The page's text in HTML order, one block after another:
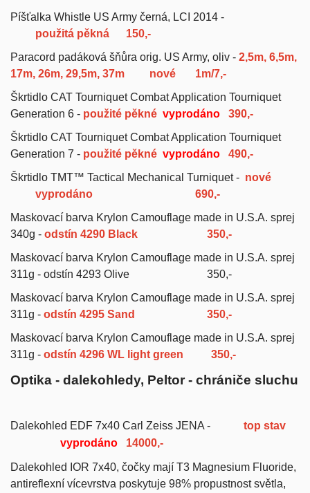
Píšťalka Whistle US Army černá, LCI 2014 -
použitá pěkná
150,-
Paracord padáková šňůra orig. US Army, oliv - 2,5m, 6,5m,
17m, 26m, 29,5m, 37m
nové 1m/7,-
Škrtidlo CAT TourniquetCombat Application Tourniquet
Generation 6 - použité pěkné vyprodáno
390,-
Škrtidlo CAT TourniquetCombat Application Tourniquet
Generation 7 - použité pěkné vyprodáno
490,-
Škrtidlo TMT™ Tactical Mechanical Turniquet - nové
vyprodáno
690,-
Maskovací barva Krylon Camouflage made in U.S.A. sprej
340g - odstín 4290 Black
350,-
Maskovací barva Krylon Camouflage made in U.S.A. sprej
311g - odstín 4293 Olive 350,-
Maskovací barva Krylon Camouflage made in U.S.A. sprej
311g - odstín 4295 Sand
350,-
Maskovací barva Krylon Camouflage made in U.S.A. sprej
311g - odstín 4296 WL light green 350,-
Optika - dalekohledy, Peltor - chrániče sluchu
Dalekohled EDF 7x40 Carl Zeiss JENA - top stav
vyprodáno
14000,-
Dalekohled IOR 7x40, čočky mají T3 Magnesium Fluoride,
antireflexní vícevrstva poskytuje 98% propustnost světla,